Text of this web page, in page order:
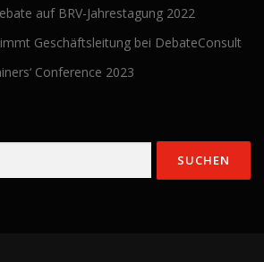
auf BRV-Jahrestagung 2022
Geschäftsleitung bei DebateConsult
Conference 2023